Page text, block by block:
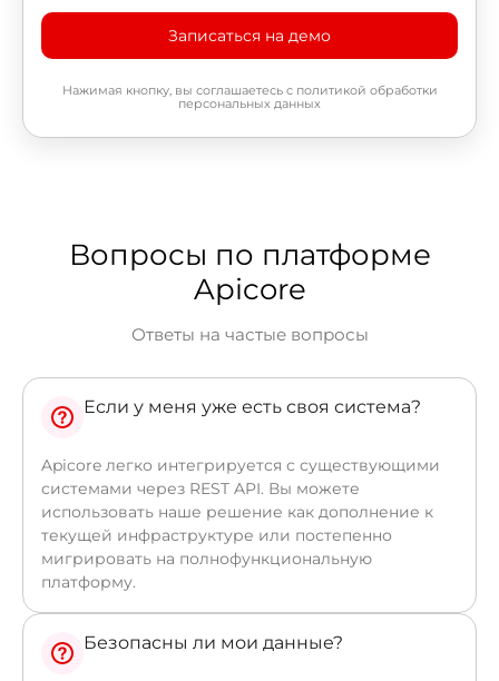
Записаться на демо
Нажимая кнопку, вы соглашаетесь с политикой обработки
персональных данных
Вопросы по платформе
Apicore
Ответы на частые вопросы
Если у меня уже есть своя система?
Apicore легко интегрируется с существующими
системами через REST API. Вы можете
использовать наше решение как дополнение к
текущей инфраструктуре или постепенно
мигрировать на полнофункциональную
платформу.
Безопасны ли мои данные?